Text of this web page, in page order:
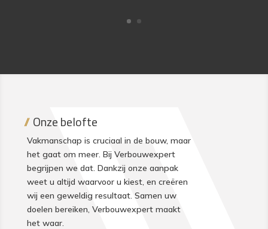
Onze belofte
Vakmanschap is cruciaal in de bouw, maar
het gaat om meer. Bij Verbouwexpert
begrijpen we dat. Dankzij onze aanpak
weet u altijd waarvoor u kiest, en creëren
wij een geweldig resultaat. Samen uw
doelen bereiken, Verbouwexpert maakt
het waar.